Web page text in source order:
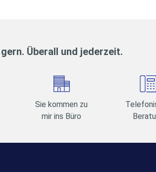
Überall und jederzeit.
Sie kommen zu
mir ins Büro